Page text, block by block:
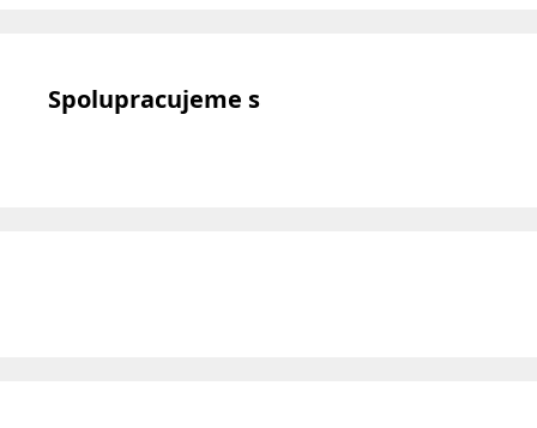
Spolupracujeme s